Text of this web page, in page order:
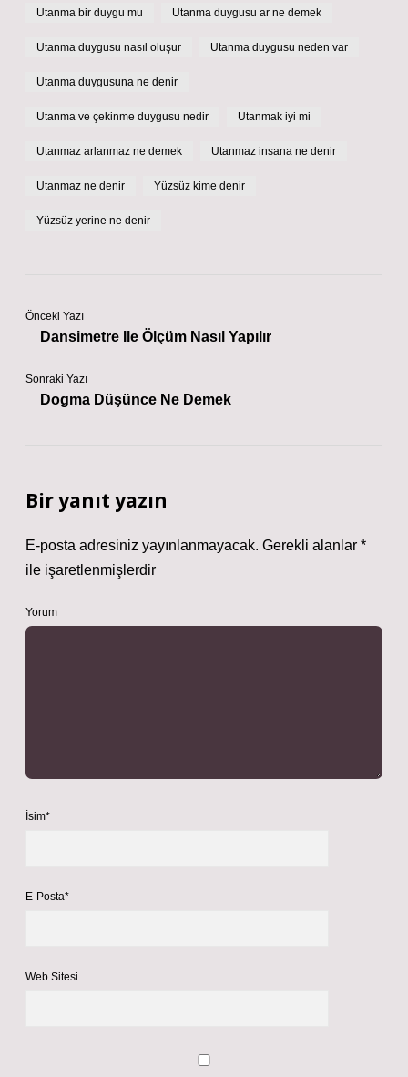
Utanma bir duygu mu Utanma duygusu ar ne demek
Utanma duygusu nasıl oluşur Utanma duygusu neden var
Utanma duygusuna ne denir
Utanma ve çekinme duygusu nedir Utanmak iyi mi
Utanmaz arlanmaz ne demek Utanmaz insana ne denir
Utanmaz ne denir Yüzsüz kime denir
Yüzsüz yerine ne denir
Önceki Yazı
Dansimetre Ile Ölçüm Nasıl Yapılır
Sonraki Yazı
Dogma Düşünce Ne Demek
Bir yanıt yazın
E-posta adresiniz yayınlanmayacak. Gerekli alanlar *
ile işaretlenmişlerdir
Yorum
İsim*
E-Posta*
Web Sitesi